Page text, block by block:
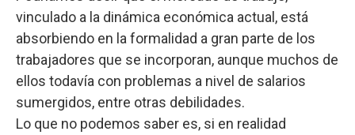
vinculado a la dinámica económica actual, está
absorbiendo en la formalidad a gran parte de los
trabajadores que se incorporan, aunque muchos de
ellos todavía con problemas a nivel de salarios
sumergidos, entre otras debilidades.
Lo que no podemos saber es, si en realidad